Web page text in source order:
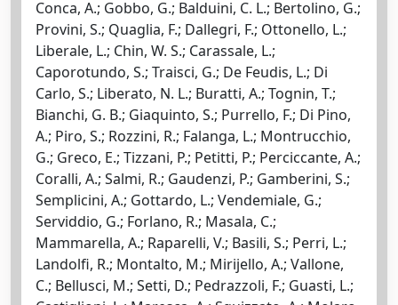
Conca, A.; Gobbo, G.; Balduini, C. L.; Bertolino, G.;
Provini, S.; Quaglia, F.; Dallegri, F.; Ottonello, L.;
Liberale, L.; Chin, W. S.; Carassale, L.;
Caporotundo, S.; Traisci, G.; De Feudis, L.; Di
Carlo, S.; Liberato, N. L.; Buratti, A.; Tognin, T.;
Bianchi, G. B.; Giaquinto, S.; Purrello, F.; Di Pino,
A.; Piro, S.; Rozzini, R.; Falanga, L.; Montrucchio,
G.; Greco, E.; Tizzani, P.; Petitti, P.; Perciccante, A.;
Coralli, A.; Salmi, R.; Gaudenzi, P.; Gamberini, S.;
Semplicini, A.; Gottardo, L.; Vendemiale, G.;
Serviddio, G.; Forlano, R.; Masala, C.;
Mammarella, A.; Raparelli, V.; Basili, S.; Perri, L.;
Landolfi, R.; Montalto, M.; Mirijello, A.; Vallone,
C.; Bellusci, M.; Setti, D.; Pedrazzoli, F.; Guasti, L.;